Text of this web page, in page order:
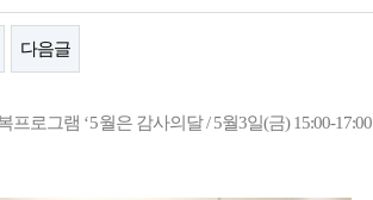
다음글
프로그램 ‘5월은 감사의달 / 5월3일(금) 15:00-17:00